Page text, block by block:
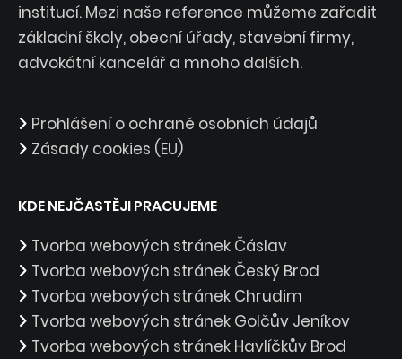
institucí. Mezi naše reference můžeme zařadit
základní školy, obecní úřady, stavební firmy,
advokátní kancelář a mnoho dalších.
Prohlášení o ochraně osobních údajů
Zásady cookies (EU)
KDE NEJČASTĚJI PRACUJEME
Tvorba webových stránek Čáslav
Tvorba webových stránek Český Brod
Tvorba webových stránek Chrudim
Tvorba webových stránek Golčův Jeníkov
Tvorba webových stránek Havlíčkův Brod